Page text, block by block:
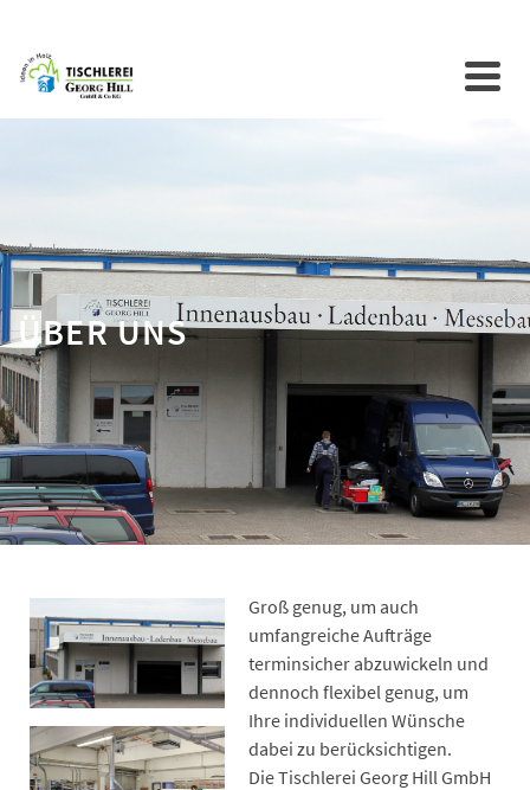
ÜBER UNS
Groß genug, um auch
umfangreiche Aufträge
terminsicher abzuwickeln und
dennoch flexibel genug, um
Ihre individuellen Wünsche
dabei zu berücksichtigen.
Die Tischlerei Georg Hill GmbH